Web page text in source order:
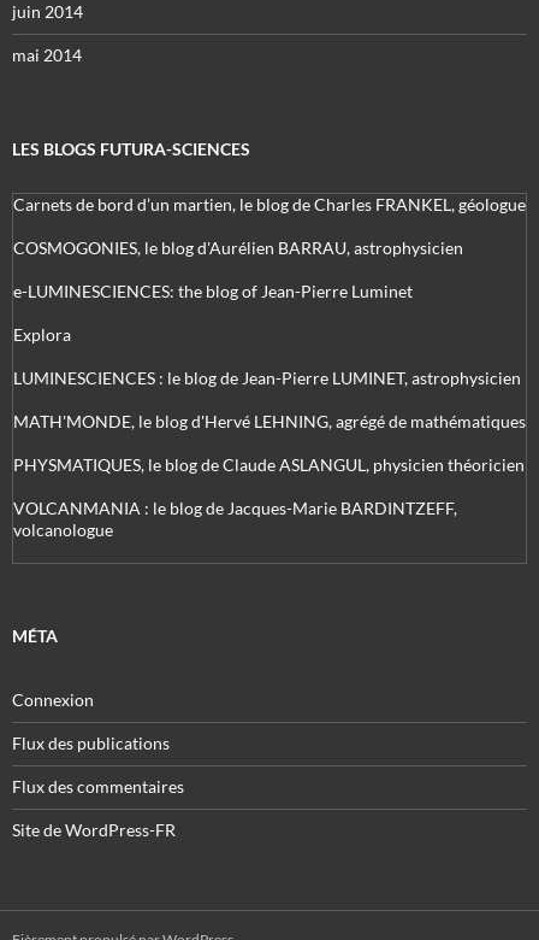
juin 2014
mai 2014
LES BLOGS FUTURA-SCIENCES
Carnets de bord d’un martien, le blog de Charles FRANKEL, géologue
COSMOGONIES, le blog d'Aurélien BARRAU, astrophysicien
e-LUMINESCIENCES: the blog of Jean-Pierre Luminet
Explora
LUMINESCIENCES : le blog de Jean-Pierre LUMINET, astrophysicien
MATH'MONDE, le blog d'Hervé LEHNING, agrégé de mathématiques
PHYSMATIQUES, le blog de Claude ASLANGUL, physicien théoricien
VOLCANMANIA : le blog de Jacques-Marie BARDINTZEFF,
volcanologue
MÉTA
Connexion
Flux des publications
Flux des commentaires
Site de WordPress-FR